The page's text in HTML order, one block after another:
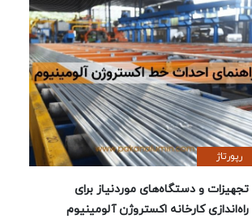
رپورتاژ
تجهیزات و دستگاه‌های موردنیاز برای
راه‌اندازی کارخانه اکستروژن آلومینیوم